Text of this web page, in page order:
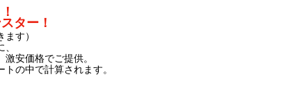
ター！
す）
安価格でご提供。
の中で計算されます。